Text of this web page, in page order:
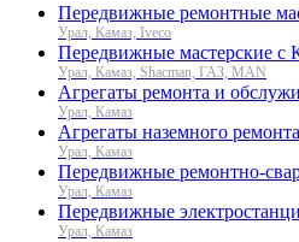
Передвижные ремонтные
Урал, Камаз, Iveco
Передвижные мастерские
Урал, Камаз, Shacman, ГАЗ, MAN
Агрегаты ремонта и
Урал, Камаз
Агрегаты наземного
Урал, Камаз
Передвижные ремонтно-
Урал, Камаз
Передвижные
Урал, Камаз